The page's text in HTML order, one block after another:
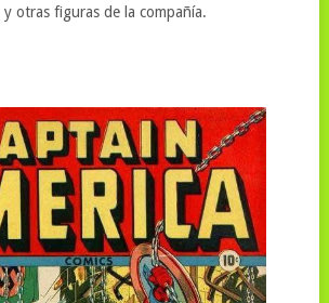
y otras figuras de la compañía.